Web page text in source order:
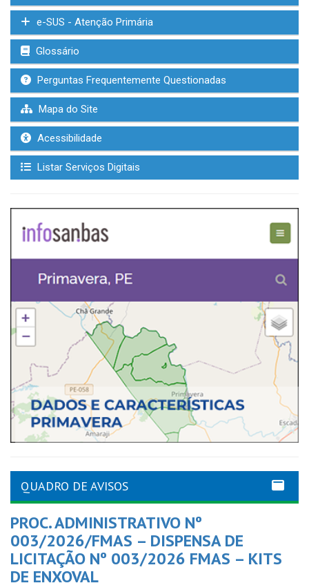
e-SUS - Atenção Primária
Glossário
Perguntas Frequentemente Questionadas
Mapa do Site
Acessibilidade
Listar Serviços Digitais
QUADRO DE AVISOS
PROC. ADMINISTRATIVO Nº
003/2026/FMAS – DISPENSA DE
LICITAÇÃO Nº 003/2026 FMAS – KITS
DE ENXOVAL